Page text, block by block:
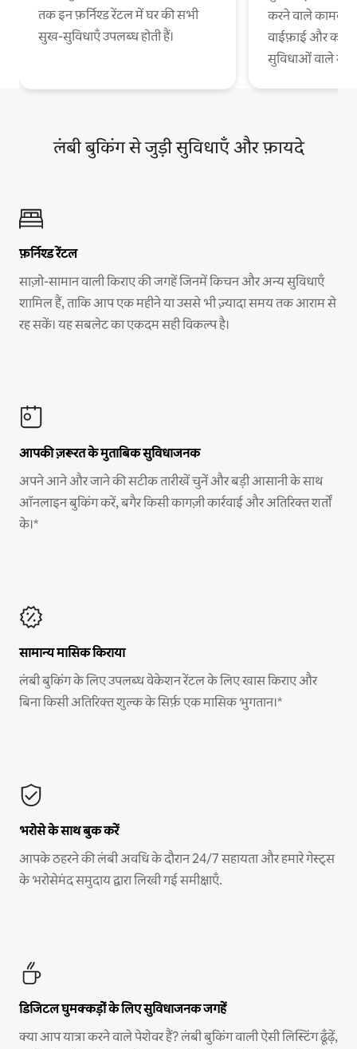
तक इन फ़र्निश्ड रेंटल में घर की सभी
सुख-सुविधाएँ उपलब्ध होती हैं।
करने वाले
वाईफ़ाई और काम
सुविधाओं वाले
लंबी बुकिंग से जुड़ी सुविधाएँ और फ़ायदे
फ़र्निश्ड रेंटल
साज़ो-सामान वाली किराए की जगहें जिनमें किचन और अन्य सुविधाएँ
शामिल हैं, ताकि आप एक महीने या उससे भी ज़्यादा समय तक आराम से
रह सकें। यह सबलेट का एकदम सही विकल्प है।
आपकी ज़रूरत के मुताबिक सुविधाजनक
अपने आने और जाने की सटीक तारीखें चुनें और बड़ी आसानी के साथ
ऑनलाइन बुकिंग करें, बगैर किसी कागज़ी कार्रवाई और अतिरिक्त शर्तों
के।*
सामान्य मासिक किराया
लंबी बुकिंग के लिए उपलब्ध वेकेशन रेंटल के लिए खास किराए और
बिना किसी अतिरिक्त शुल्क के सिर्फ़ एक मासिक भुगतान।*
भरोसे के साथ बुक करें
आपके ठहरने की लंबी अवधि के दौरान 24/7 सहायता और हमारे गेस्ट्स
के भरोसेमंद समुदाय द्वारा लिखी गई समीक्षाएँ.
डिजिटल घुमक्कड़ों के लिए सुविधाजनक जगहें
क्या आप यात्रा करने वाले पेशेवर हैं? लंबी बुकिंग वाली ऐसी लिस्टिंग ढूँढ़ें,